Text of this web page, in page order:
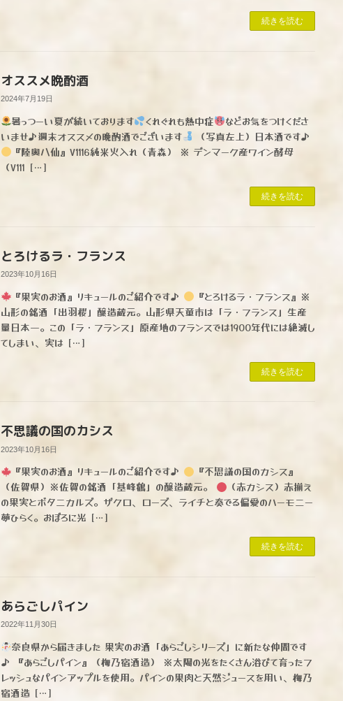
続きを読む
オススメ晩酌酒
2024年7月19日
暑っつーい夏が続いております くれぐれも熱中症
などお気をつけくださ
いませ♪週末オススメの晩酌酒でございます
（写真左上）日本酒です♪
『陸奥八仙』V1116純米火入れ（青森） ※ デンマーク産ワイン酵母
（V111 […]
続きを読む
とろけるラ・フランス
2023年10月16日
『果実のお酒』リキュールのご紹介です♪
『とろけるラ・フランス』※
山形の銘酒「出羽桜」醸造蔵元。山形県天童市は「ラ・フランス」生産
量日本一。この「ラ・フランス」原産地のフランスでは1900年代には絶滅し
てしまい、実は […]
続きを読む
不思議の国のカシス
2023年10月16日
『果実のお酒』リキュールのご紹介です♪
『不思議の国のカシス』
（佐賀県）※佐賀の銘酒「基峰鶴」の醸造蔵元。
（赤カシス）赤揃え
の果実とボタニカルズ。ザクロ、ローズ、ライチと奏でる偏愛のハーモニー
夢ひらく。おぼろに光 […]
続きを読む
あらごしパイン
2022年11月30日
奈良県から届きました 果実のお酒「あらごしシリーズ」に新たな仲間です
♪ 『あらごしパイン』（梅乃宿酒造） ※太陽の光をたくさん浴びて育ったフ
レッシュなパインアップルを使用。パインの果肉と天然ジュースを用い、梅乃
宿酒造 […]